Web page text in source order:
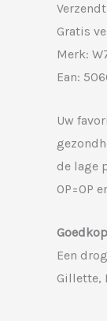
Gratis
Merk:
Ean:
Uw
de lage
OP=OP
Een
Gillette,